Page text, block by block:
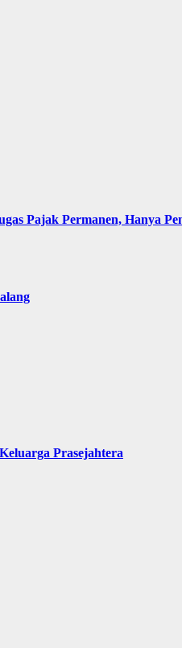
Pajak Permanen, Hanya
Prasejahtera